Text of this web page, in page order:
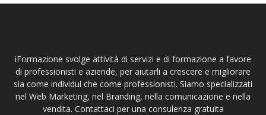
iFormazione svolge attività di servizi e di formazione a favore
di professionisti e aziende, per aiutarli a crescere e migliorare
sia come individui che come professionisti. Siamo specializzati
nel Web Marketing, nel Branding, nella comunicazione e nella
vendita. Contattaci per una consulenza gratuita